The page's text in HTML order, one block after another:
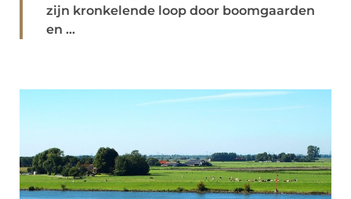
zijn kronkelende loop door boomgaarden
en ...